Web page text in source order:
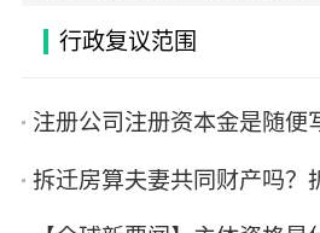
行政复议范围